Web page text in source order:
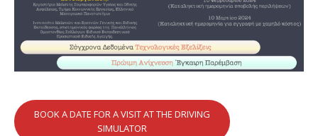
BOOK A DATE FOR A VISIT AT THE DRIVING
SIMULATOR